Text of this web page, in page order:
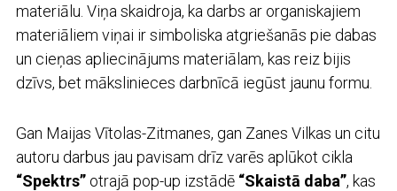
materiālu. Viņa skaidroja, ka darbs ar organiskajiem
materiāliem viņai ir simboliska atgriešanās pie dabas
un cieņas apliecinājums materiālam, kas reiz bijis
dzīvs, bet mākslinieces darbnīcā iegūst jaunu formu.
Gan Maijas Vītolas-Zitmanes, gan Zanes Vilkas un citu
autoru darbus jau pavisam drīz varēs aplūkot cikla
“Spektrs”otrajā pop-up izstādē “Skaistā daba”, kas